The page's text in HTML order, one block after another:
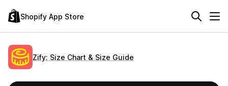
Shopify App Store
Zify: Size Chart & Size Guide